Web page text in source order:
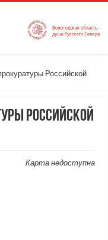
Российской
Российской
Карта недоступна